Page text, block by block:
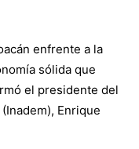
enfrente a la
sólida que
el presidente del
Enrique